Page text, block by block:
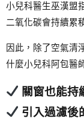
小兒科醫生巫漢盟
二氧化碳會持續累
因此，除了空氣清
什麼小兒科阿包醫
關窗也能持
引入過濾後